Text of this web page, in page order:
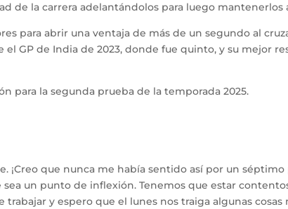
de la carrera adelantándolos para luego mantenerlos
para abrir una ventaja de más de un segundo al
el GP de India de 2023, donde fue quinto, y su mejor
para la segunda prueba de la temporada 2025.
que nunca me había sentido así por un séptimo
un punto de inflexión. Tenemos que estar
y espero que el lunes nos traiga algunas cosas